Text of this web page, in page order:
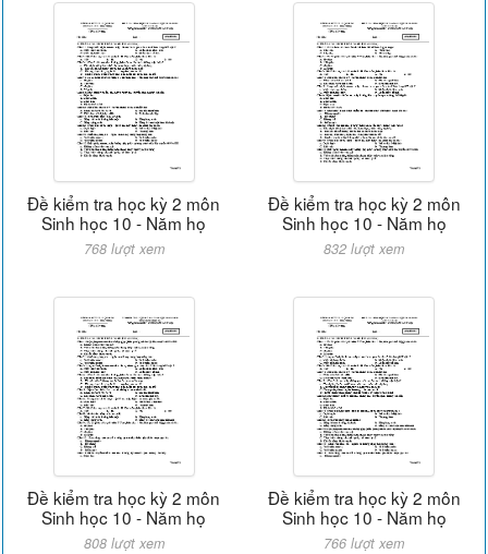
Đề kiểm tra học kỳ 2 môn
Sinh học 10 - Năm họ
768 lượt xem
Đề kiểm tra học kỳ 2 môn
Sinh học 10 - Năm họ
832 lượt xem
Đề kiểm tra học kỳ 2 môn
Sinh học 10 - Năm họ
808 lượt xem
Đề kiểm tra học kỳ 2 môn
Sinh học 10 - Năm họ
766 lượt xem